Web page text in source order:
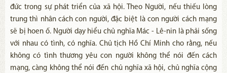
đức trong sự phát triển của xã hội. Theo Người, nếu thiếu lòng
trung thì nhân cách con người, đặc biệt là con người cách mạng
sẽ bị hoen ố. Người dạy hiểu chủ nghĩa Mác - Lê-nin là phải sống
với nhau có tình, có nghĩa. Chủ tịch Hồ Chí Minh cho rằng, nếu
không có tình thương yêu con người không thể nói đến cách
mạng, càng không thể nói đến chủ nghĩa xã hội, chủ nghĩa cộng